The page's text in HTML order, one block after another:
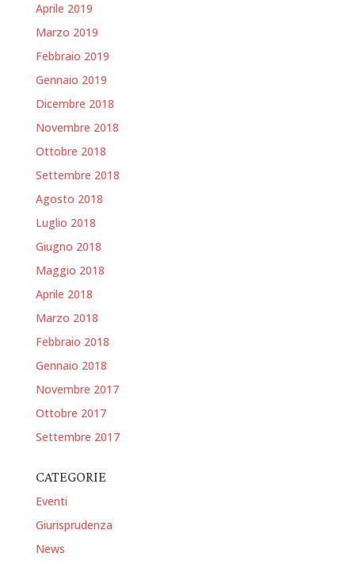
Aprile 2019
Marzo 2019
Febbraio 2019
Gennaio 2019
Dicembre 2018
Novembre 2018
Ottobre 2018
Settembre 2018
Agosto 2018
Luglio 2018
Giugno 2018
Maggio 2018
Aprile 2018
Marzo 2018
Febbraio 2018
Gennaio 2018
Novembre 2017
Ottobre 2017
Settembre 2017
CATEGORIE
Eventi
Giurisprudenza
News